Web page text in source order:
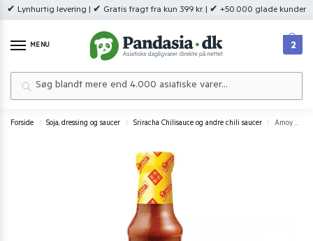
✔ Lynhurtig levering | ✔ Gratis fragt fra kun 399 kr. | ✔ +50.000 glade kunder
MENU 2
Forside / Soja, dressing og saucer / Sriracha Chilisauce og andre chili saucer / Amoy Chilisauce 150 ml.